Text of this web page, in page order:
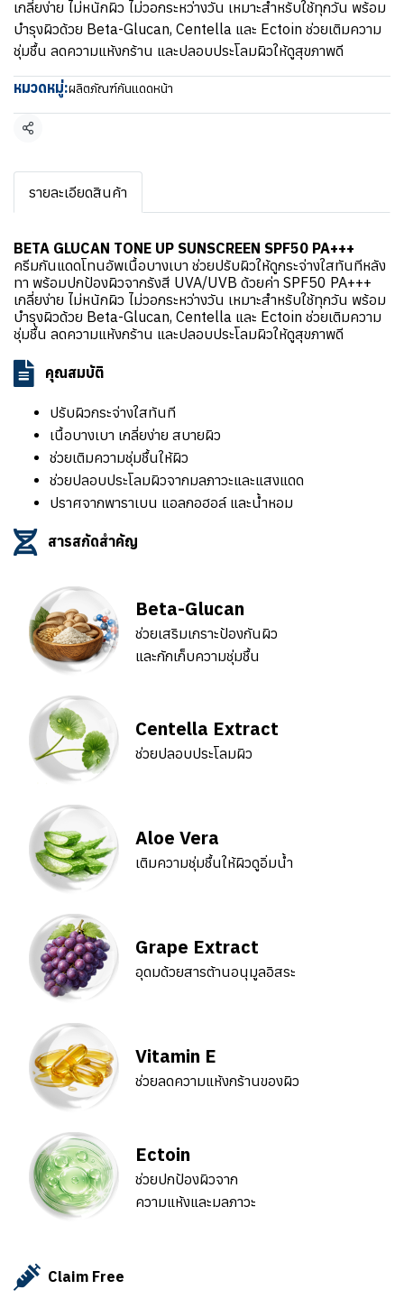
เกลี่ยง่าย ไม่หนักผิว ไม่วอกระหว่างวัน เหมาะสำหรับใช้ทุกวัน พร้อม
บำรุงผิวด้วย Beta-Glucan, Centella และ Ectoin ช่วยเติมความ
ชุ่มชื้น ลดความแห้งกร้าน และปลอบประโลมผิวให้ดูสุขภาพดี
หมวดหมู่:ผลิตภัณฑ์กันแดดหน้า
แชร์
รายละเอียดสินค้า
BETA GLUCAN TONE UP SUNSCREEN SPF50 PA+++
ครีมกันแดดโทนอัพเนื้อบางเบา ช่วยปรับผิวให้ดูกระจ่างใสทันทีหลัง
ทา พร้อมปกป้องผิวจากรังสี UVA/UVB ด้วยค่า SPF50 PA+++
เกลี่ยง่าย ไม่หนักผิว ไม่วอกระหว่างวัน เหมาะสำหรับใช้ทุกวัน พร้อม
บำรุงผิวด้วย Beta-Glucan, Centella และ Ectoin ช่วยเติมความ
ชุ่มชื้น ลดความแห้งกร้าน และปลอบประโลมผิวให้ดูสุขภาพดี
คุณสมบัติ
ปรับผิวกระจ่างใสทันที
เนื้อบางเบา เกลี่ยง่าย สบายผิว
ช่วยเติมความชุ่มชื้นให้ผิว
ช่วยปลอบประโลมผิวจากมลภาวะและแสงแดด
ปราศจากพาราเบน แอลกอฮอล์ และน้ำหอม
สารสกัดสำคัญ
Beta-Glucan
ช่วยเสริมเกราะป้องกันผิว
และกักเก็บความชุ่มชื้น
Centella Extract
ช่วยปลอบประโลมผิว
Aloe Vera
เติมความชุ่มชื้นให้ผิวดูอิ่มน้ำ
Grape Extract
อุดมด้วยสารต้านอนุมูลอิสระ
Vitamin E
ช่วยลดความแห้งกร้านของผิว
Ectoin
ช่วยปกป้องผิวจาก
ความแห้งและมลภาวะ
Claim Free